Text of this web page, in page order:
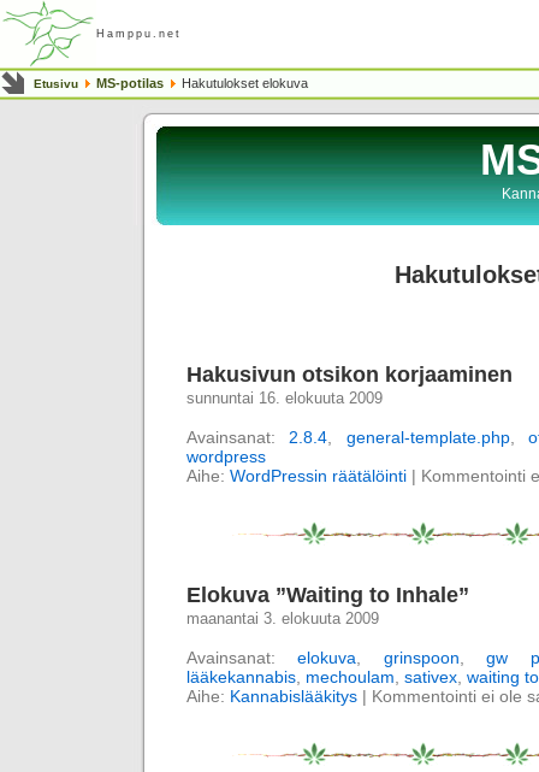
Hamppu.net
Etusivu MS-potilas Hakutulokset elokuva
Hakusivun otsikon korjaaminen
sunnuntai 16. elokuuta 2009
Avainsanat: 2.8.4 general-template.php,
wordpress
Aihe: WordPressin räätälöinti | Kommentointi
Elokuva ”Waiting to Inhale”
maanantai 3. elokuuta 2009
Avainsanat:elokuva grinspoon ,gw
lääkekannabis mechoulam sativex waiting
Aihe: Kannabislääkitys | Kommentointi ei ole